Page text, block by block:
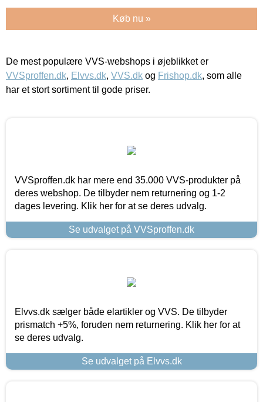
Køb nu »
De mest populære VVS-webshops i øjeblikket er
VVSproffen.dk, Elvvs.dk, VVS.dk og Frishop.dk, som alle
har et stort sortiment til gode priser.
VVSproffen.dk har mere end 35.000 VVS-produkter på
deres webshop. De tilbyder nem returnering og 1-2
dages levering. Klik her for at se deres udvalg.
Se udvalget på VVSproffen.dk
Elvvs.dk sælger både elartikler og VVS. De tilbyder
prismatch +5%, foruden nem returnering. Klik her for at
se deres udvalg.
Se udvalget på Elvvs.dk